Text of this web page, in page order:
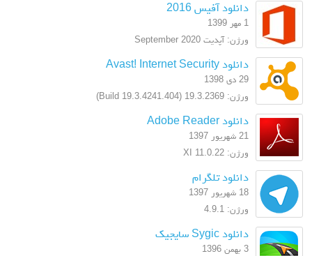
دانلود آفیس 2016
1 مهر 1399
ورژن: آپدیت September 2020
دانلود Avast! Internet Security
29 دی 1398
ورژن: 19.3.2369 (Build 19.3.4241.404)
دانلود Adobe Reader
21 شهریور 1397
ورژن: XI 11.0.22
دانلود تلگرام
18 شهریور 1397
ورژن: 4.9.1
دانلود Sygic سایجیک
3 بهمن 1396